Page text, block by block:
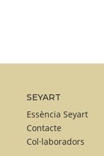
SEYART
Essència Seyart
Contacte
Col·laboradors